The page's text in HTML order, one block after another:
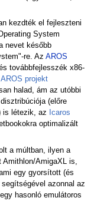
kezdték el fejleszteni
System
nevet később
re. Az AROS
továbbfejlesszék x86-
AROS projekt
halad, ám az utóbbi
(előre
is létezik, az
Icaros
optimalizált
a múltban, ilyen a
AmigaXL is,
egy gyorsított (és
azonnal az
hasonló emulátoros